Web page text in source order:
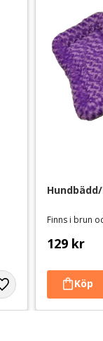
Finns i brun
129 kr